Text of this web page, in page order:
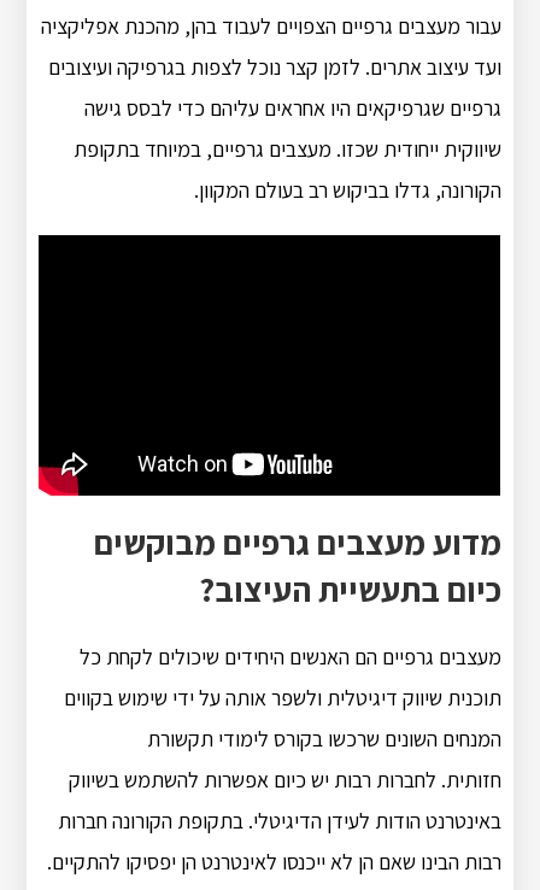
עבור מעצבים גרפיים הצפויים לעבוד בהן, מהכנת אפליקציה
ועד עיצוב אתרים. לזמן קצר נוכל לצפות בגרפיקה ועיצובים
גרפיים שגרפיקאים היו אחראים עליהם כדי לבסס גישה
שיווקית ייחודית שכזו. מעצבים גרפיים, במיוחד בתקופת
הקורונה, גדלו בביקוש רב בעולם המקוון.
מדוע מעצבים גרפיים מבוקשים
כיום בתעשיית העיצוב?
מעצבים גרפיים הם האנשים היחידים שיכולים לקחת כל
תוכנית שיווק דיגיטלית ולשפר אותה על ידי שימוש בקווים
המנחים השונים שרכשו בקורס לימודי תקשורת
חזותית. לחברות רבות יש כיום אפשרות להשתמש בשיווק
באינטרנט הודות לעידן הדיגיטלי. בתקופת הקורונה חברות
רבות הבינו שאם הן לא ייכנסו לאינטרנט הן יפסיקו להתקיים.